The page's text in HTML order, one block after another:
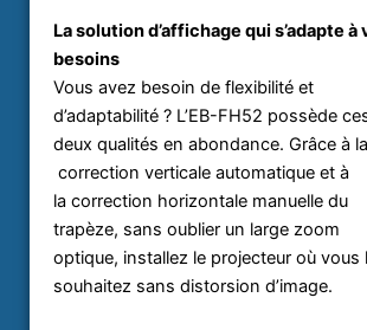
La solution d’affichage qui s’adapte à
besoins
Vous avez besoin de flexibilité et
d’adaptabilité ? L’EB-FH52 possède
deux qualités en abondance. Grâce à la
correction verticale automatique et à
la correction horizontale manuelle du
trapèze, sans oublier un large zoom
optique, installez le projecteur où vous
souhaitez sans distorsion d’image.